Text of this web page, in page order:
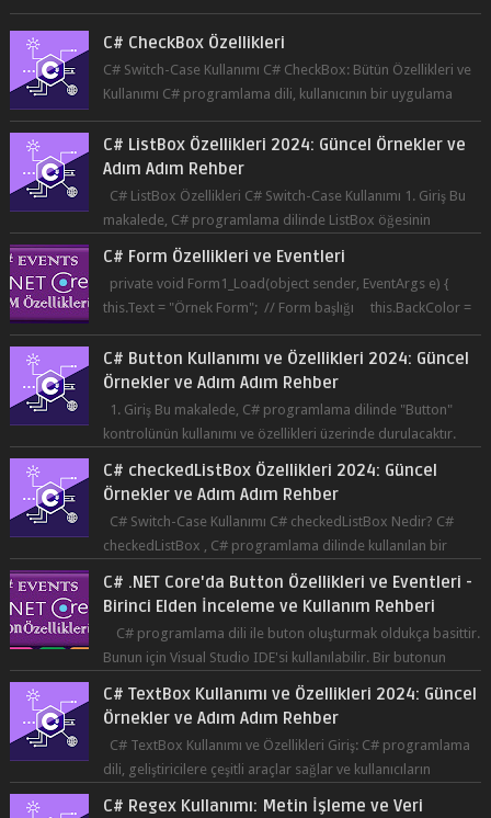
C# CheckBox Özellikleri
C# Switch-Case Kullanımı C# CheckBox: Bütün Özellikleri ve
Kullanımı C# programlama dili, kullanıcının bir uygulama
üzerinde seçim yapma...
C# ListBox Özellikleri 2024: Güncel Örnekler ve
Adım Adım Rehber
C# ListBox Özellikleri C# Switch-Case Kullanımı 1. Giriş Bu
makalede, C# programlama dilinde ListBox öğesinin
C# Form Özellikleri ve Eventleri
private void Form1_Load(object sender, EventArgs e) {
this.Text = "Örnek Form"; // Form başlığı this.BackColor =
Co...
C# Button Kullanımı ve Özellikleri 2024: Güncel
Örnekler ve Adım Adım Rehber
1. Giriş Bu makalede, C# programlama dilinde "Button"
kontrolünün kullanımı ve özellikleri üzerinde durulacaktır.
C# checkedListBox Özellikleri 2024: Güncel
Örnekler ve Adım Adım Rehber
C# Switch-Case Kullanımı C# checkedListBox Nedir? C#
checkedListBox , C# programlama dilinde kullanılan bir
C# .NET Core'da Button Özellikleri ve Eventleri -
Birinci Elden İnceleme ve Kullanım Rehberi
C# programlama dili ile buton oluşturmak oldukça basittir.
Bunun için Visual Studio IDE'si kullanılabilir. Bir butonun
C# TextBox Kullanımı ve Özellikleri 2024: Güncel
Örnekler ve Adım Adım Rehber
C# TextBox Kullanımı ve Özellikleri Giriş: C# programlama
dili, geliştiricilere çeşitli araçlar sağlar ve kullanıcıların
C# Regex Kullanımı: Metin İşleme ve Veri